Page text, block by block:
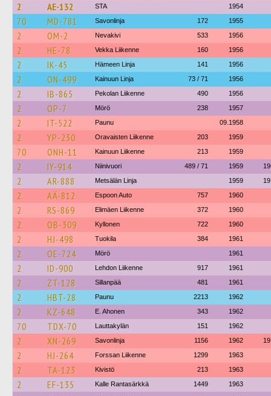
2 AE-132 STA 1954
70 MD-781 Savonlinja 172 1955
2 OM-2 Nevakivi 533 1956
2 HE-78 Vekka Liikenne 160 1956
2 IK-45 Hämeen Linja 141 1956
2 ON-499 Kainuun Linja 73 / 71 1956
2 IB-865 Pekolan Liikenne 490 1956
2 OP-7 Mörö 238 1957
2 IT-522 Paunu 09.1958
2 YP-230 Oravaisten Liikenne 203 1959
70 ONH-11 Kainuun Liikenne 213 1959
2 IY-914 Niinivuori 489 / 71 1959
2 AR-888 Metsälän Linja 1959
2 AÄ-812 Espoon Auto 757 1960
2 RS-869 Elimäen Liikenne 372 1960
2 OB-309 Kyllonen 722 1960
2 HJ-498 Tuokila 384 1961
2 OE-724 Mörö 1961
2 ID-900 Lehdon Liikenne 917 1961
2 ZT-128 Sillanpää 481 1961
2 HBT-28 Paunu 2213 1962
2 KZ-648 E. Ahonen 343 1962
70 TDX-70 Lauttakylän 151 1962
2 XN-269 Savonlinja 1156 1962
2 HJ-264 Forssan Liikenne 1299 1963
2 TA-123 Kivistö 213 1963
2 EF-135 Kalle Rantasärkkä 1449 1963